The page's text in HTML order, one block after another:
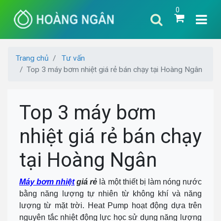
0
Trang chủ
Tư vấn
Top 3 máy bơm nhiệt giá rẻ bán chạy tại Hoàng Ngân
Top 3 máy bơm
nhiệt giá rẻ bán chạy
tại Hoàng Ngân
Máy bơm nhiệtgiá rẻ là một thiết bị làm nóng nước
bằng năng lượng tự nhiên từ không khí và năng
lượng từ mặt trời. Heat Pump hoạt động dựa trên
nguyên tắc nhiệt động lực học sử dụng năng lượng